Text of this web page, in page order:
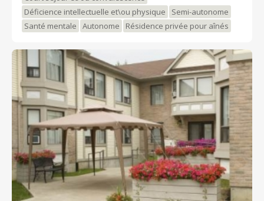
Déficience intellectuelle et\ou physique
Semi-autonome
Santé mentale
Autonome Résidence privée pour aînés